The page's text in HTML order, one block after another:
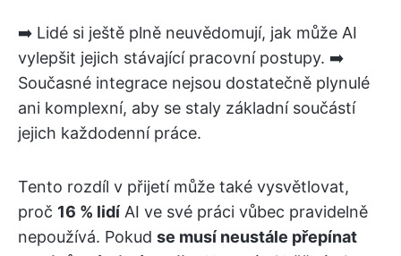
➡️ Lidé si ještě plně neuvědomují, jak může AI
vylepšit jejich stávající pracovní postupy. ➡️
Současné integrace nejsou dostatečně plynulé
ani komplexní, aby se staly základní součástí
jejich každodenní práce.
Tento rozdíl v přijetí může také vysvětlovat,
proč 16 % lidí AI ve své práci vůbec pravidelně
nepoužívá. Pokud se musí neustále přepínat